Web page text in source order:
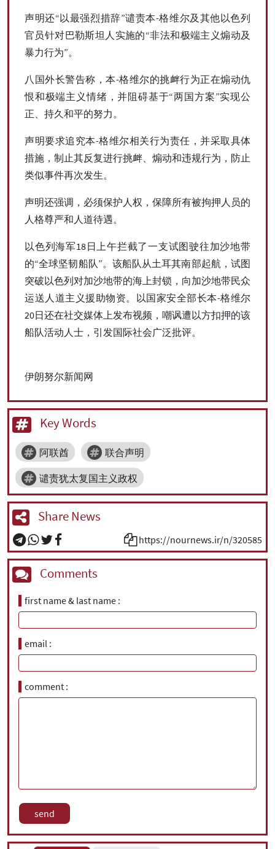
声明还“以最强烈措辞”谴责本-格维尔及其他以色列
官员针对巴勒斯坦人实施的“非法和极端主义煽动及
暴力行为”。
八国外长警告称，本-格维尔的挑衅行为正在煽动仇
恨和极端主义情绪，并阻碍基于“两国方案”实现公
正、持久和平的努力。
声明要求追究本-格维尔相关行为责任，并采取具体
措施，制止其反复进行挑衅、煽动和违规行为，防止
类似事件再次发生。
声明还强调，必须保护人权，保障所有被拘押人员的
人格尊严和人道待遇。
以色列海军18日上午拦截了一支试图驶往加沙地带
的“全球坚韧船队”。该船队从土耳其南部起航，试图
突破以色列对加沙地带的海上封锁，向加沙地带民众
运送人道主义援助物资。以国家安全部长本-格维尔
20日还在社交媒体上发布视频，嘲讽遭以方扣押的该
船队活动人士，引发国际社会广泛批评。
伊朗努尔新闻网
Key Words
阿联酋 联合声明
谴责犹太复国主义政权
Share News
https://nournews.ir/n/320585
Comments
first name & last name
email
comment